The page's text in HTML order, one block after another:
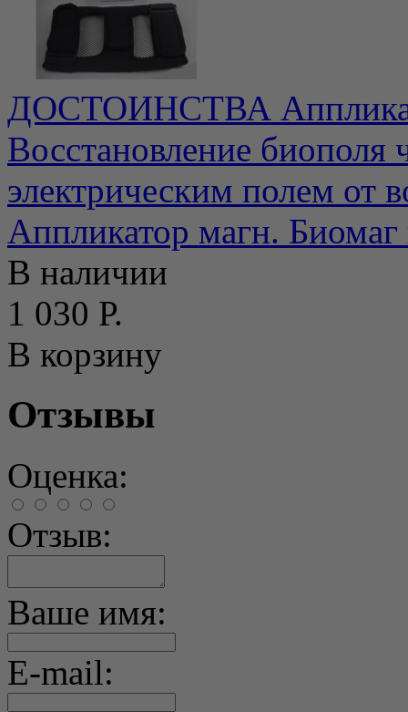
ДОСТОИНСТВА
Восстановление биополя
электрическим полем от
Аппликатор магн. Биомаг
В наличии
1 030 Р.
В корзину
Отзывы
Оценка:
Отзыв:
Ваше имя:
E-mail: